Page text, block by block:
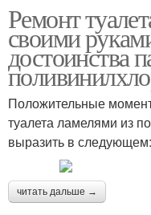
Ремонт
своими
достоинства
Положительные
туалета ламелями из
выразить в следующем:
читать дальше →